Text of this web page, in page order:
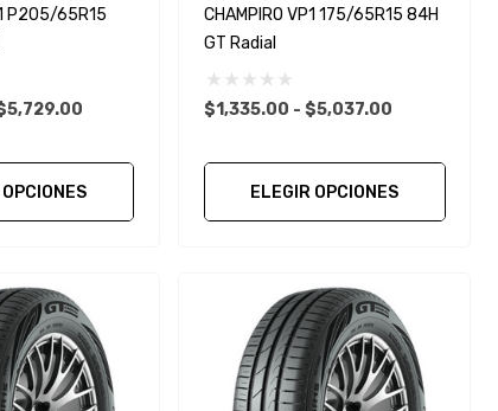
P205/65R15
CHAMPIRO VP1 175/65R15 84H
GT Radial
$1,335.00 - $5,037.00
ELEGIR OPCIONES